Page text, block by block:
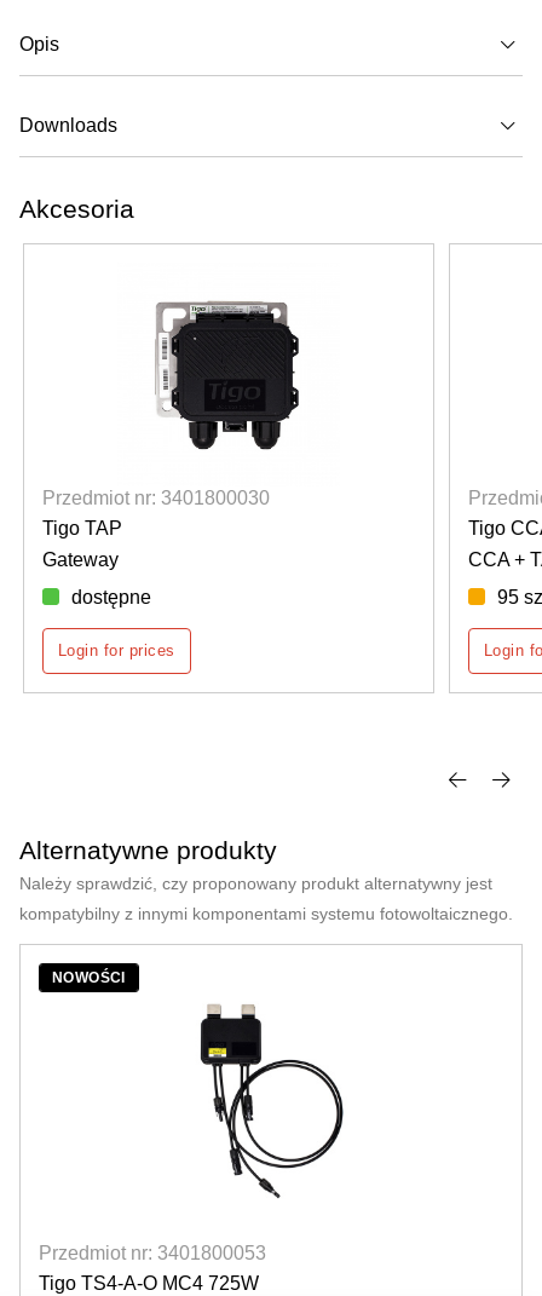
Opis
Downloads
Akcesoria
Przedmiot nr: 3401800030
Tigo TAP
Gateway
dostępne
Login for prices
Tigo
CCA +
95
Login
Alternatywne produkty
Należy sprawdzić, czy proponowany produkt alternatywny jest
kompatybilny z innymi komponentami systemu fotowoltaicznego.
NOWOŚCI
Przedmiot nr: 3401800053
Tigo TS4-A-O MC4 725W